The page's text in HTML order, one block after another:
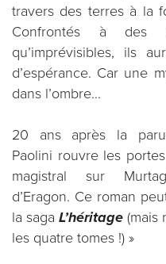
travers des terres à la
Confrontés à des
qu’imprévisibles, ils
d’espérance. Car une
dans l’ombre…
20 ans après la
Paolini rouvre les
magistral sur
d’Eragon. Ce roman
la saga L’héritage (mais
les quatre tomes !) »